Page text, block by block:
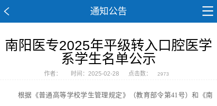
通知公告
南阳医专2025年平级转入口腔医学
系学生名单公示
作者： 时间：2025-02-28 点击数： 2973
根据《普通高等学校学生管理规定》（教育部令第41号）和《南